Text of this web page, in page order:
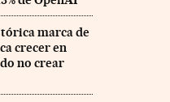
marca de
crecer en
no crear